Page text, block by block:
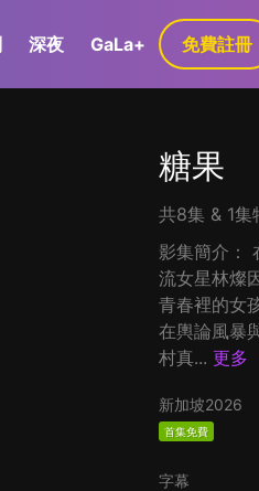
深夜 GaLa+ 免費註冊
糖果
共8集 & 1集
影集簡介：
流女星林燦
青春裡的女
在輿論風暴
村真... 更多
新加坡2026
首集免費
字幕